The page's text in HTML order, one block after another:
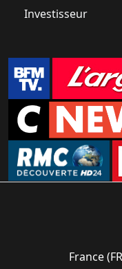
Investisseur
France